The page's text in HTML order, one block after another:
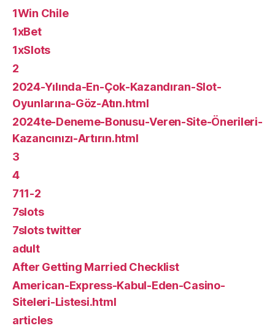
1Win Chile
1xBet
1xSlots
2
2024-Yılında-En-Çok-Kazandıran-Slot-
Oyunlarına-Göz-Atın.html
2024te-Deneme-Bonusu-Veren-Site-Önerileri-
Kazancınızı-Artırın.html
3
4
711-2
7slots
7slots twitter
adult
After Getting Married Checklist
American-Express-Kabul-Eden-Casino-
Siteleri-Listesi.html
articles